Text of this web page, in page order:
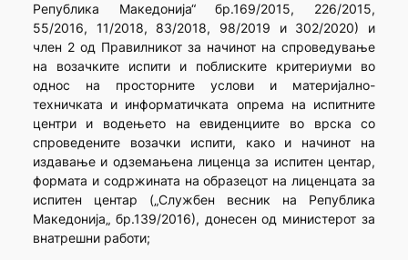
Република Македонија“ бр.169/2015, 226/2015,
55/2016, 11/2018, 83/2018, 98/2019 и 302/2020) и
член 2 од Правилникот за начинот на спроведување
на возачките испити и поблиските критериуми во
однос на просторните услови и материјално-
техничката и информатичката опрема на испитните
центри и водењето на евиденциите во врска со
спроведените возачки испити, како и начинот на
издавање и одземањена лиценца за испитен центар,
формата и содржината на образецот на лиценцата за
испитен центар („Службен весник на Република
Македонија„ бр.139/2016), донесен од министерот за
внатрешни работи;